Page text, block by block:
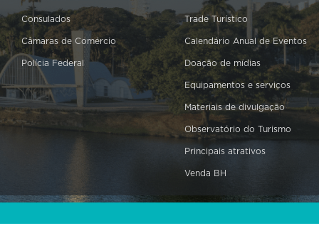
Consulados
Câmaras de Comércio
Polícia Federal
Trade Turístico
Calendário Anual de Eventos
Doação de mídias
Equipamentos e serviços
Materiais de divulgação
Observatório do Turismo
Principais atrativos
Venda BH